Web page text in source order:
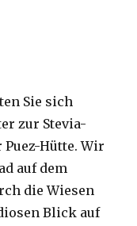
Sie sich
zur Stevia-
Hütte. Wir
auf dem
die Wiesen
Blick auf